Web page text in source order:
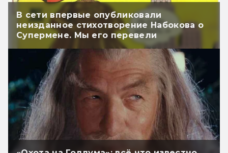
В сети впервые опубликовали
неизданное стихотворение Набокова о
Супермене. Мы его перевели